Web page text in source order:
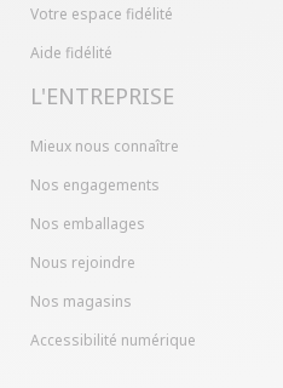
Votre espace fidélité
Aide fidélité
L'ENTREPRISE
Mieux nous connaître
Nos engagements
Nos emballages
Nous rejoindre
Nos magasins
Accessibilité numérique